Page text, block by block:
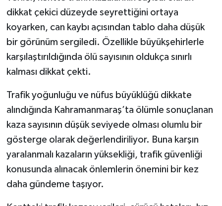
dikkat çekici düzeyde seyrettiğini ortaya
koyarken, can kaybı açısından tablo daha düşük
bir görünüm sergiledi. Özellikle büyükşehirlerle
karşılaştırıldığında ölü sayısının oldukça sınırlı
kalması dikkat çekti.
Trafik yoğunluğu ve nüfus büyüklüğü dikkate
alındığında Kahramanmaraş’ta ölümle sonuçlanan
kaza sayısının düşük seviyede olması olumlu bir
gösterge olarak değerlendiriliyor. Buna karşın
yaralanmalı kazaların yüksekliği, trafik güvenliği
konusunda alınacak önlemlerin önemini bir kez
daha gündeme taşıyor.